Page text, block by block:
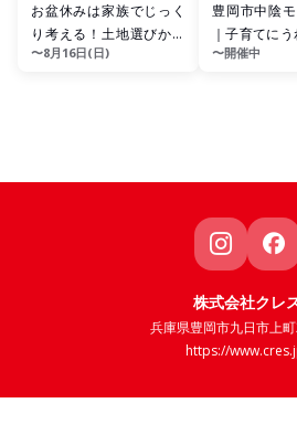
お盆休みは家族でじっく
り考える！土地選びから
資金・間取りまでまとめ
〜8月16日(日)
豊岡市中陰
｜子育てにう
小学校区”で暮
〜開催中
株式会社クレ
兵庫県豊岡市九日市上
https://